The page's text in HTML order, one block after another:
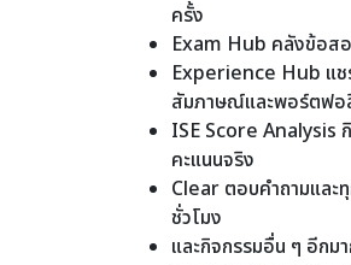
ครั้ง
Exam Hub คลังข้อส
Experience Hub แช
สัมภาษณ์และพอร์ตฟอ
ISE Score Analysis
คะแนนจริง
Clear ตอบคำถามและ
ชั่วโมง
และกิจกรรมอื่น ๆ อีกม